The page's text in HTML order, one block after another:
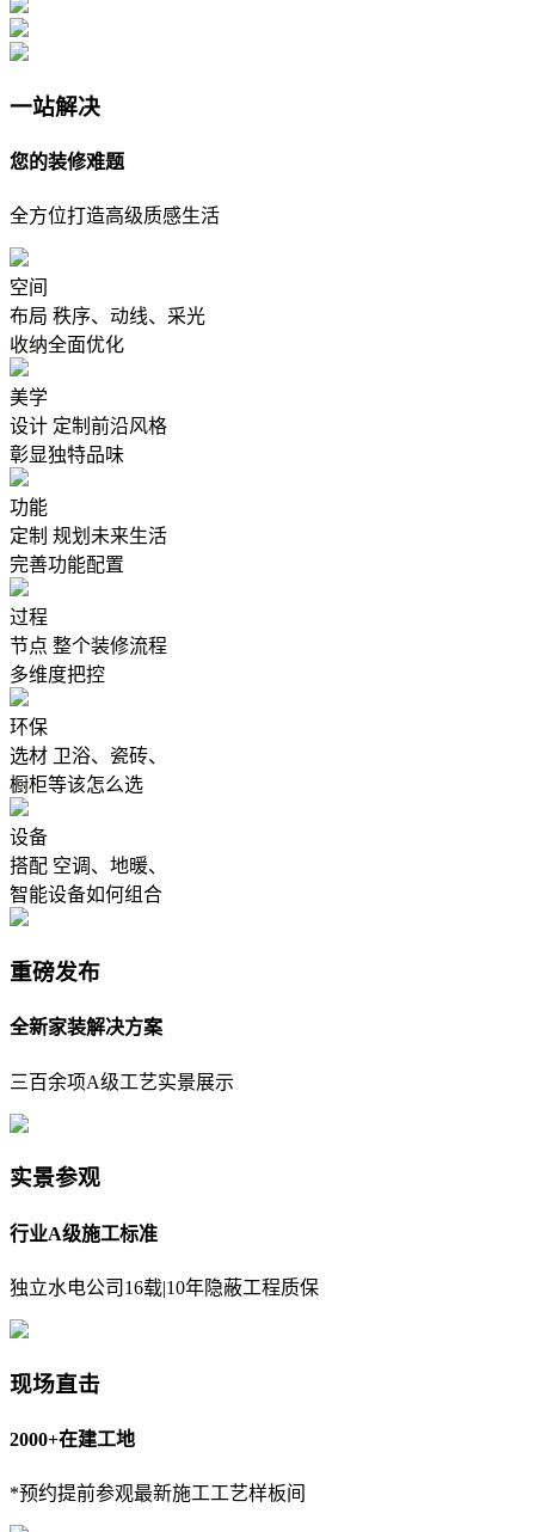
一站解决
您的装修难题
全方位打造高级质感生活
空间
布局 秩序、动线、采光
收纳全面优化
美学
设计 定制前沿风格
彰显独特品味
功能
定制 规划未来生活
完善功能配置
过程
节点 整个装修流程
多维度把控
环保
选材 卫浴、瓷砖、
橱柜等该怎么选
设备
搭配 空调、地暖、
智能设备如何组合
重磅发布
全新家装解决方案
三百余项A级工艺实景展示
实景参观
行业A级施工标准
独立水电公司16载|10年隐蔽工程质保
现场直击
2000+在建工地
*预约提前参观最新施工工艺样板间